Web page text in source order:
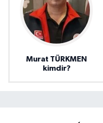
Murat TÜRKMEN
kimdir?